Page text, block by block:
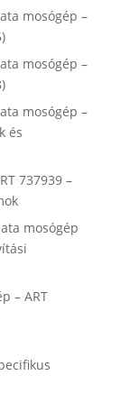
mosógép –
mosógép –
mosógép –
és
737939 –
mosógép
– ART